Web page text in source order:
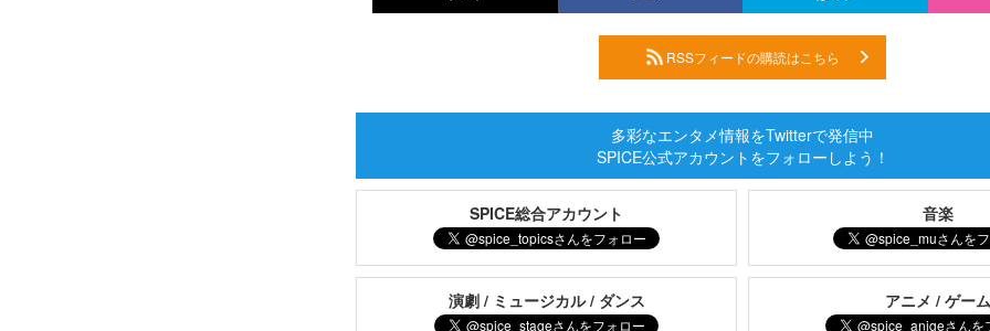
RSSフィードの購読はこちら
多彩なエンタメ情報をTwitterで発信中
SPICE公式アカウントをフォローしよう！
SPICE総合アカウント 音楽
演劇 / ミュージカル / ダンス アニメ / ゲー